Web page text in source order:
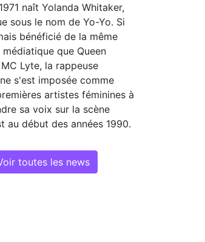
naît Yolanda Whitaker,
sous le nom de Yo-Yo. Si
bénéficié de la même
que Queen
Lyte, la rappeuse
s'est imposée comme
artistes féminines à
sa voix sur la scène
au début des années 1990.
toutes les news